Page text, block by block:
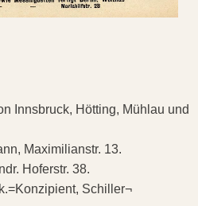
Innsbruck, Hötting, Mühlau und
Maximilianstr. 13.
Hoferstr. 38.
Schiller¬